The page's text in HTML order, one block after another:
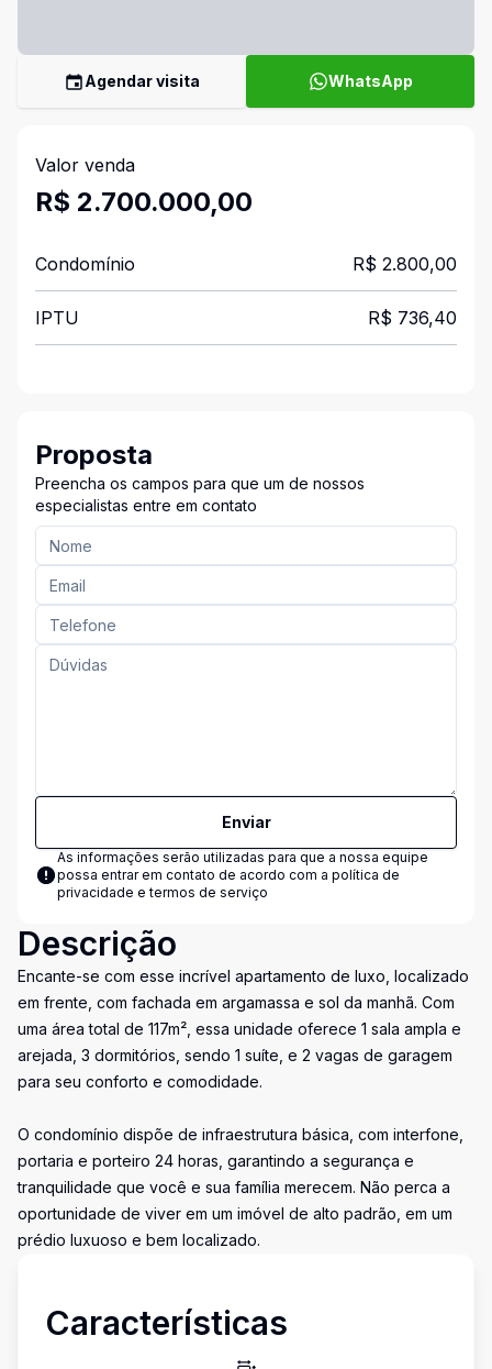
Agendar visita WhatsApp
Valor venda
R$ 2.700.000,00
Condomínio R$ 2.800,00
IPTU R$ 736,40
Proposta
Preencha os campos para que um de nossos
especialistas entre em contato
Enviar
As informações serão utilizadas para que a nossa equipe
possa entrar em contato de acordo com a política de
privacidade e termos de serviço
Descrição
Encante-se com esse incrível apartamento de luxo, localizado
em frente, com fachada em argamassa e sol da manhã. Com
uma área total de 117m², essa unidade oferece 1 sala ampla e
arejada, 3 dormitórios, sendo 1 suíte, e 2 vagas de garagem
para seu conforto e comodidade.
O condomínio dispõe de infraestrutura básica, com interfone,
portaria e porteiro 24 horas, garantindo a segurança e
tranquilidade que você e sua família merecem. Não perca a
oportunidade de viver em um imóvel de alto padrão, em um
prédio luxuoso e bem localizado.
Características